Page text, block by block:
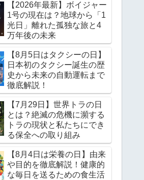
【2026年最新】ボイジャー
1号の現在は？地球から「1
光日」離れた孤独な旅と4
万年後の未来
【8月5日はタクシーの日】
日本初のタクシー誕生の歴
史から未来の自動運転まで
徹底解説！
【7月29日】世界トラの日
とは？絶滅の危機に瀕する
トラの現状と私たちにでき
る保全への取り組み
【8月4日は栄養の日】由来
や目的を徹底解説！健康的
な毎日を送るための食生活